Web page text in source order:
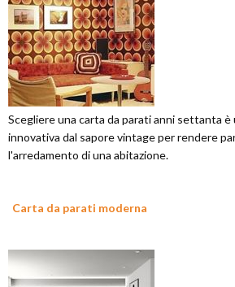
Scegliere una carta da parati anni settanta è
innovativa dal sapore vintage per rendere
l'arredamento di una abitazione.
Carta da parati moderna